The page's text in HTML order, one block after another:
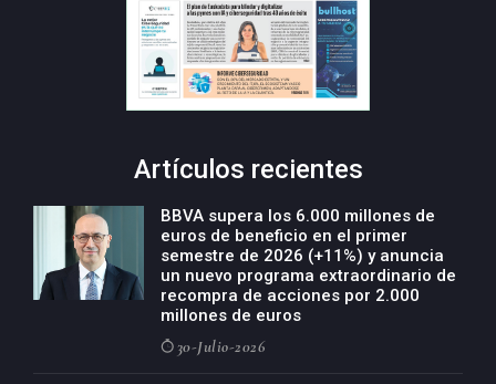
Artículos recientes
BBVA supera los 6.000 millones de
euros de beneficio en el primer
semestre de 2026 (+11%) y anuncia
un nuevo programa extraordinario de
recompra de acciones por 2.000
millones de euros
30-Julio-2026